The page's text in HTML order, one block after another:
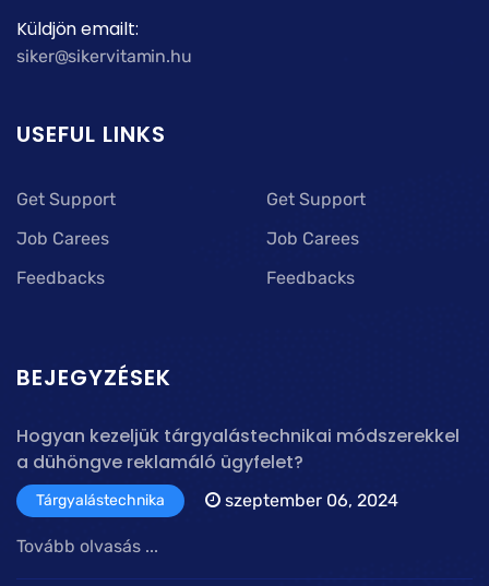
Küldjön emailt:
siker@sikervitamin.hu
USEFUL LINKS
Get Support
Job Carees
Feedbacks
Get Support
Job Carees
Feedbacks
BEJEGYZÉSEK
Hogyan kezeljük tárgyalástechnikai módszerekkel
a dühöngve reklamáló ügyfelet?
Tárgyalástechnika szeptember 06, 2024
Tovább olvasás ...